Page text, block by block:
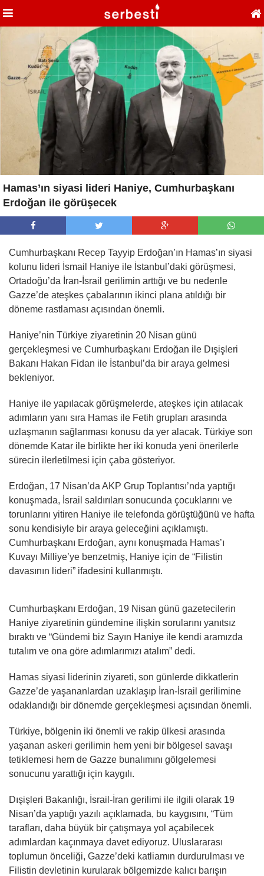
Hamas’ın siyasi lideri Haniye, Cumhurbaşkanı
Erdoğan ile görüşecek
Cumhurbaşkanı Recep Tayyip Erdoğan’ın Hamas’ın siyasi
kolunu lideri İsmail Haniye ile İstanbul’daki görüşmesi,
Ortadoğu’da İran-İsrail gerilimin arttığı ve bu nedenle
Gazze’de ateşkes çabalarının ikinci plana atıldığı bir
döneme rastlaması açısından önemli.
Haniye’nin Türkiye ziyaretinin 20 Nisan günü
gerçekleşmesi ve Cumhurbaşkanı Erdoğan ile Dışişleri
Bakanı Hakan Fidan ile İstanbul’da bir araya gelmesi
bekleniyor.
Haniye ile yapılacak görüşmelerde, ateşkes için atılacak
adımların yanı sıra Hamas ile Fetih grupları arasında
uzlaşmanın sağlanması konusu da yer alacak. Türkiye son
dönemde Katar ile birlikte her iki konuda yeni önerilerle
sürecin ilerletilmesi için çaba gösteriyor.
Erdoğan, 17 Nisan’da AKP Grup Toplantısı’nda yaptığı
konuşmada, İsrail saldırıları sonucunda çocuklarını ve
torunlarını yitiren Haniye ile telefonda görüştüğünü ve hafta
sonu kendisiyle bir araya geleceğini açıklamıştı.
Cumhurbaşkanı Erdoğan, aynı konuşmada Hamas’ı
Kuvayı Milliye’ye benzetmiş, Haniye için de “Filistin
davasının lideri” ifadesini kullanmıştı.
Cumhurbaşkanı Erdoğan, 19 Nisan günü gazetecilerin
Haniye ziyaretinin gündemine ilişkin sorularını yanıtsız
bıraktı ve “Gündemi biz Sayın Haniye ile kendi aramızda
tutalım ve ona göre adımlarımızı atalım” dedi.
Hamas siyasi liderinin ziyareti, son günlerde dikkatlerin
Gazze’de yaşananlardan uzaklaşıp İran-İsrail gerilimine
odaklandığı bir dönemde gerçekleşmesi açısından önemli.
Türkiye, bölgenin iki önemli ve rakip ülkesi arasında
yaşanan askeri gerilimin hem yeni bir bölgesel savaşı
tetiklemesi hem de Gazze bunalımını gölgelemesi
sonucunu yarattığı için kaygılı.
Dışişleri Bakanlığı, İsrail-İran gerilimi ile ilgili olarak 19
Nisan’da yaptığı yazılı açıklamada, bu kaygısını, “Tüm
tarafları, daha büyük bir çatışmaya yol açabilecek
adımlardan kaçınmaya davet ediyoruz. Uluslararası
toplumun önceliği, Gazze’deki katliamın durdurulması ve
Filistin devletinin kurularak bölgemizde kalıcı barışın